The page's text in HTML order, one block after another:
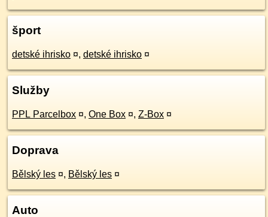
šport
detské ihrisko ¤, detské ihrisko ¤
Služby
PPL Parcelbox ¤, One Box ¤, Z-Box ¤
Doprava
Bělský les ¤, Bělský les ¤
Auto